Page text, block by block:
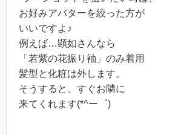
お好みアバターを絞った方が
いいですよ♪
例えば…顕如さんなら
「若紫の花振り袖」のみ着用
髪型と化粧は外します。
そうすると、すぐお隣に
来てくれます(*^ー゜)